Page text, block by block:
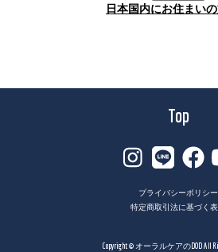
日本国内にお住まい
Top
プライバシーポリシー
特定商取引法に基づく
Copyright © オーラルケアのDOD All